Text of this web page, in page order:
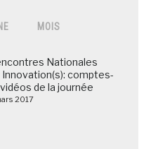
MOIS
Nationales
comptes-
de la journée
2017